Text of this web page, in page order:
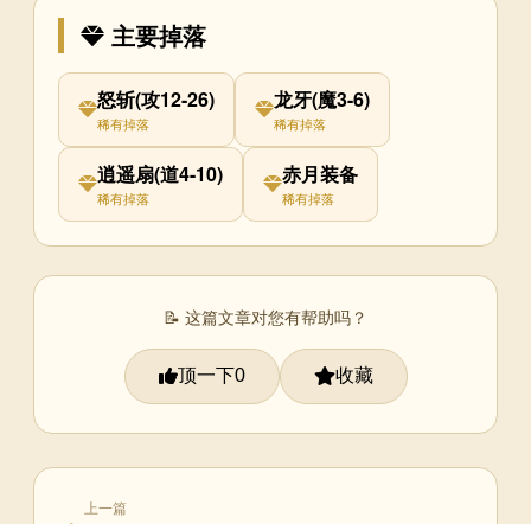
主要掉落
怒斩(攻12-26)
稀有掉落
龙牙(魔3-6)
稀有掉落
逍遥扇(道4-10)
稀有掉落
赤月装备
稀有掉落
📝 这篇文章对您有帮助吗？
顶一下0 收藏
上一篇